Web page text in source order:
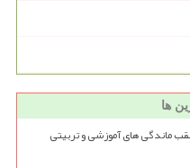
ها
ماندگی های آموزشی و تربیتی